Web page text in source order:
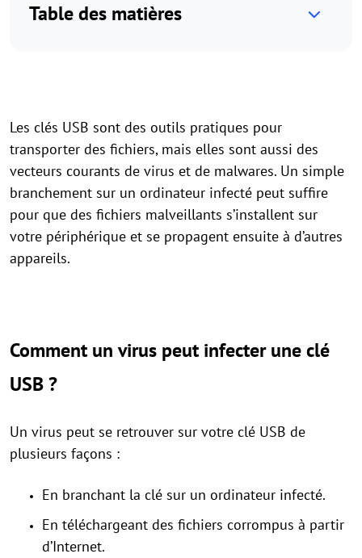
Table des matières
Les clés USB sont des outils pratiques pour
transporter des fichiers, mais elles sont aussi des
vecteurs courants de virus et de malwares. Un simple
branchement sur un ordinateur infecté peut suffire
pour que des fichiers malveillants s’installent sur
votre périphérique et se propagent ensuite à d’autres
appareils.
Comment un virus peut infecter une clé
USB ?
Un virus peut se retrouver sur votre clé USB de
plusieurs façons :
En branchant la clé sur un ordinateur infecté.
En téléchargeant des fichiers corrompus à partir
d’Internet.